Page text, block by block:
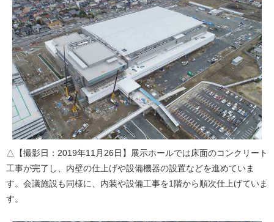
△【撮影日：2019年11月26日】展示ホールでは床面のコンクリート
工事が完了し、内壁の仕上げや設備機器の設置などを進めていま
す。会議施設も同様に、内装や設備工事を1階から順次仕上げていま
す。